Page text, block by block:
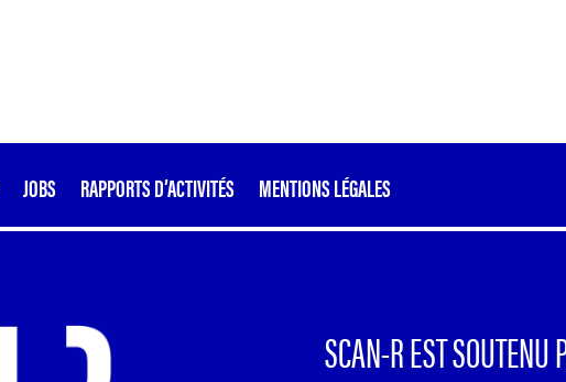
JOBS RAPPORTS D’ACTIVITÉS MENTIONS LÉGALES
SCAN-R EST SOUTENU